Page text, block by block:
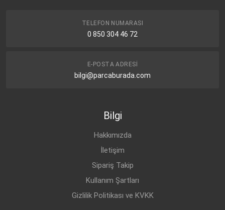
TELEFON NUMARASI
0 850 304 46 72
E-POSTA ADRESI
bilgi@parcaburada.com
Bilgi
Hakkımızda
İletişim
Sipariş Takip
Kullanım Şartları
Gizlilik Politikası ve KVKK